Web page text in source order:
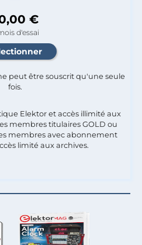
€
d'essai
peut être souscrit qu'une seule
fois.​
Elektor et accès illimité aux
membres titulaires GOLD ou
membres avec abonnement
limité aux archives.